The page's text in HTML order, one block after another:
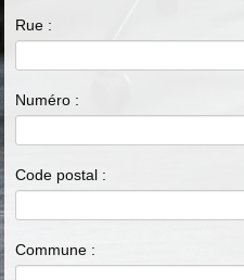
Rue :
Numéro :
Code postal :
Commune :